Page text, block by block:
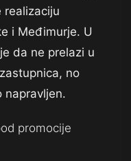
realizaciju
i Međimurje. U
da ne prelazi u
no
napravljen.
promocije